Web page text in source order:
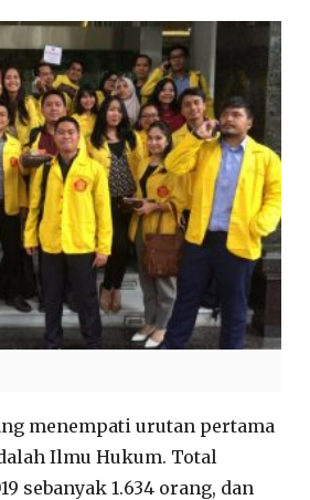
menempati urutan pertama
Ilmu Hukum. Total
sebanyak 1.634 orang, dan